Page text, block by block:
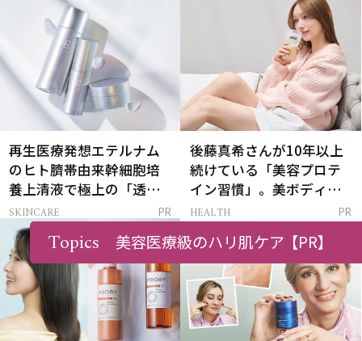
再生医療発想エテルナム
のヒト臍帯由来幹細胞培
養上清液で極上の「透明
感ハリ肌」へ
SKINCARE PR
後藤真希さんが10年以上
続けている「美容プロテ
イン習慣」。美ボディを
支える朝ルーティンと
は？
HEALTH PR
Topics 美容医療級のハリ肌ケア【PR】